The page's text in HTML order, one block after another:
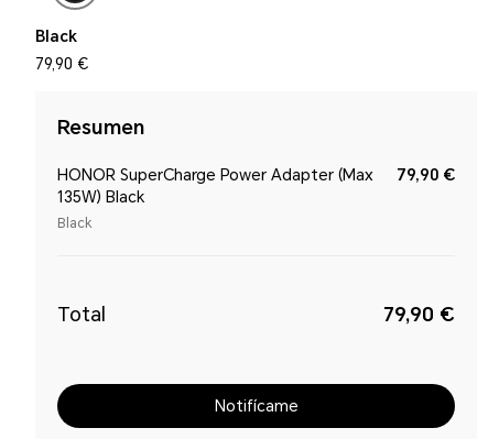
Black
79,90 €
Resumen
HONOR SuperCharge Power Adapter (Max
135W) Black
Black
79,90 €
Total 79,90 €
Notifícame